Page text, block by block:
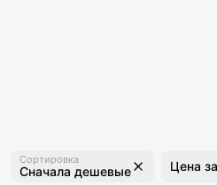
Сортировка
Сначала дешевые Цена